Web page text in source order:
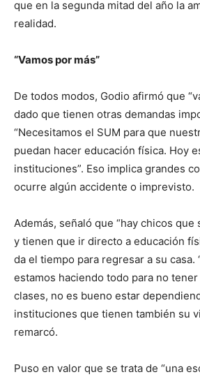
que en la segunda mitad del año la
realidad.
“Vamos por más”
De todos modos, Godio afirmó que
dado que tienen otras demandas
“Necesitamos el SUM para que
puedan hacer educación física. Hoy
instituciones”. Eso implica grandes
ocurre algún accidente o imprevisto.
Además, señaló que “hay chicos que
y tienen que ir directo a educación
da el tiempo para regresar a su casa.
estamos haciendo todo para no
clases, no es bueno estar
instituciones que tienen también su
remarcó.
Puso en valor que se trata de “una